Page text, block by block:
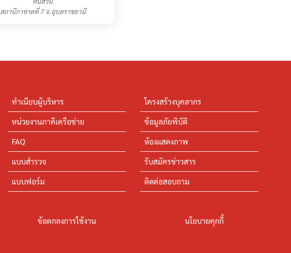
สถานีกาชาดที่ 7 จ.อุบลราชธานี
ทำเนียบผู้บริหาร
โครงสร้างบุคลากร
หน่วยงานภาคีเครือข่าย
ข้อมูลภัยพิบัติ
FAQ
ห้องแสดงภาพ
แบบสำรวจ
รับสมัครข่าวสาร
แบบฟอร์ม ติดต่อสอบถาม
ข้อตกลงการใช้งาน
นโยบายคุกกี้